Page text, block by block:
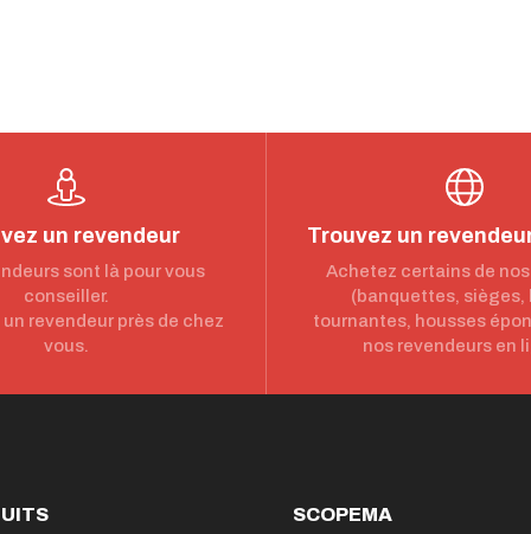
un revendeur
sont là pour vous
conseiller.
revendeur près de chez
vous.
Trouvez un
Achetez certains de
(banquettes, sièges,
tournantes, housses
nos revendeurs en
SCOPEMA